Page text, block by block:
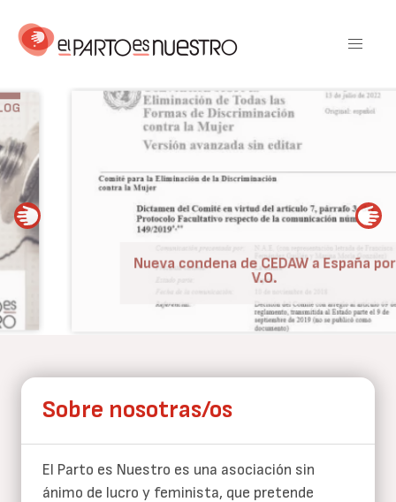
contenido
Nueva condena de CEDAW a España por
BLOG
Sobre nosotras/os
El Parto es Nuestro es una asociación sin
ánimo de lucro y feminista, que pretende